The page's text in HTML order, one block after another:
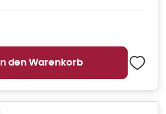
In den Warenkorb